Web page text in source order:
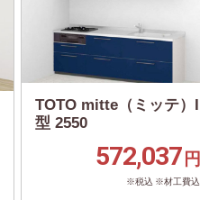
TOTO mitte（ミッテ）I
型 2550
572,037 円
※税込 ※材工費込